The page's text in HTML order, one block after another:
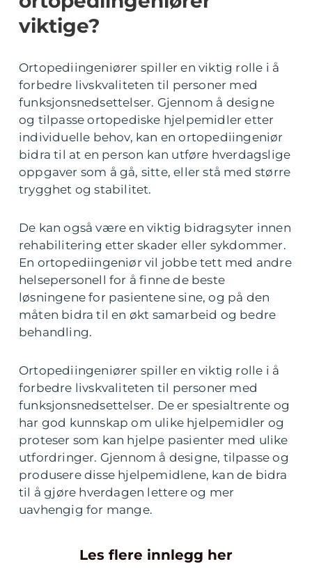
viktige?
Ortopediingeniører spiller en viktig rolle i å
forbedre livskvaliteten til personer med
funksjonsnedsettelser. Gjennom å designe
og tilpasse ortopediske hjelpemidler etter
individuelle behov, kan en ortopediingeniør
bidra til at en person kan utføre hverdagslige
oppgaver som å gå, sitte, eller stå med større
trygghet og stabilitet.
De kan også være en viktig bidragsyter innen
rehabilitering etter skader eller sykdommer.
En ortopediingeniør vil jobbe tett med andre
helsepersonell for å finne de beste
løsningene for pasientene sine, og på den
måten bidra til en økt samarbeid og bedre
behandling.
Ortopediingeniører spiller en viktig rolle i å
forbedre livskvaliteten til personer med
funksjonsnedsettelser. De er spesialtrente og
har god kunnskap om ulike hjelpemidler og
proteser som kan hjelpe pasienter med ulike
utfordringer. Gjennom å designe, tilpasse og
produsere disse hjelpemidlene, kan de bidra
til å gjøre hverdagen lettere og mer
uavhengig for mange.
Les flere innlegg her